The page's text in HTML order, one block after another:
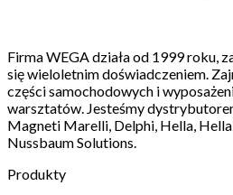
Firma WEGA działa od 1999 roku,
się wieloletnim doświadczeniem.
części samochodowych i
warsztatów. Jesteśmy
Magneti Marelli, Delphi, Hella,
Nussbaum Solutions.
Produkty